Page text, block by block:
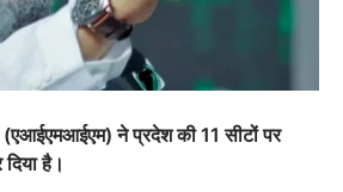
(एआईएमआईएम) ने प्रदेश की 11 सीटों पर
है।